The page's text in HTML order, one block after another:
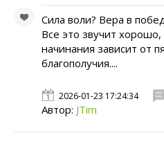
Сила воли? Вера в
Все это звучит
начинания зависит от
благополучия....
2026-01-23 17:24:34
Автор: JTim